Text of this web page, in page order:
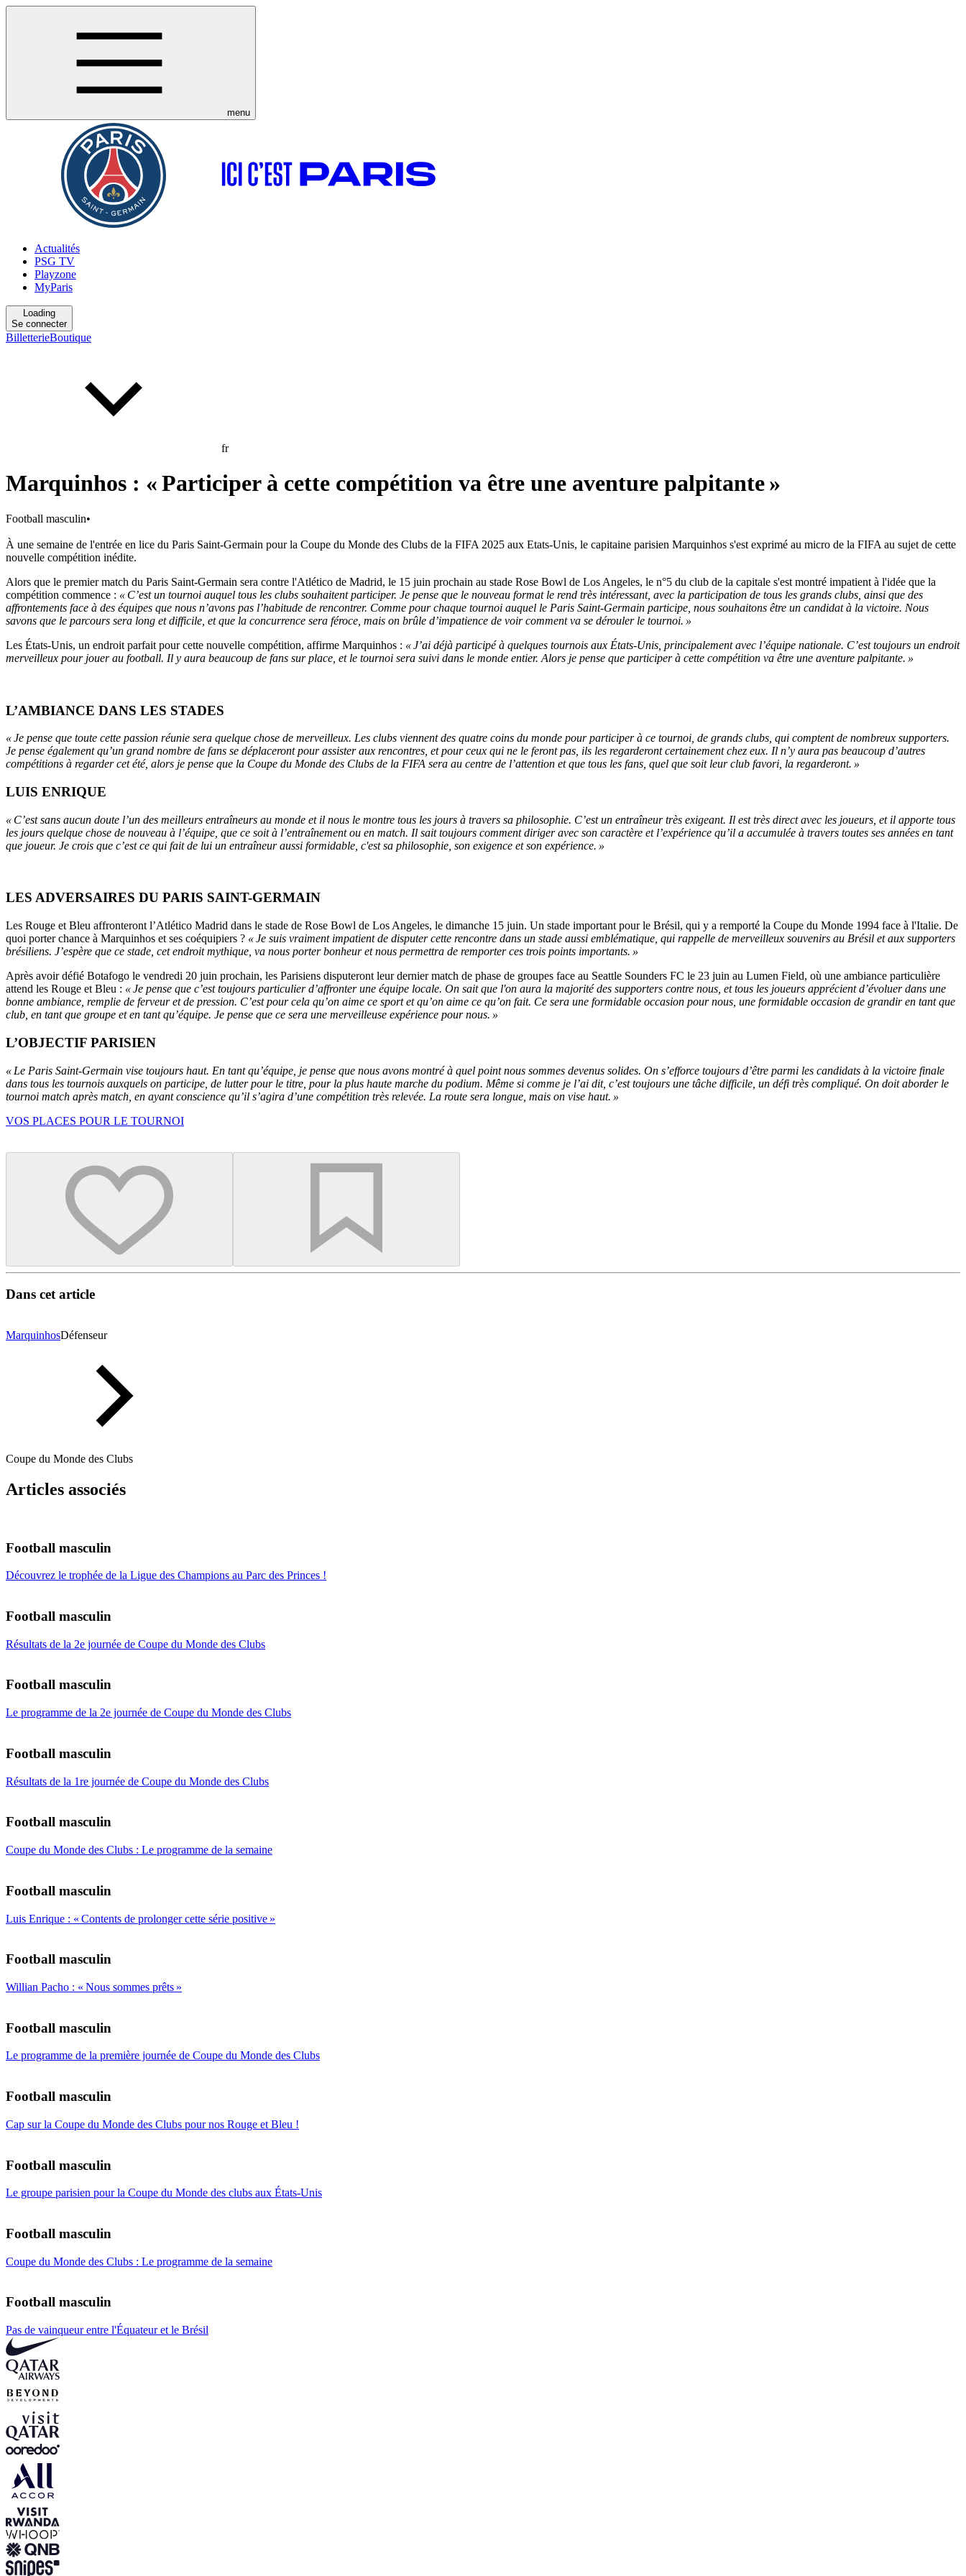
menu
Actualités
PSG TV
Playzone
MyParis
Loading
Se connecter
BilletterieBoutique
fr
Marquinhos : « Participer à cette compétition va être une aventure palpitante »
Football masculin•
À une semaine de l'entrée en lice du Paris Saint-Germain pour la Coupe du Monde des Clubs de la FIFA 2025 aux Etats-Unis, le capitaine parisien Marquinhos s'est exprimé au micro de la FIFA au sujet de cette
nouvelle compétition inédite.
Alors que le premier match du Paris Saint-Germain sera contre l'Atlético de Madrid, le 15 juin prochain au stade Rose Bowl de Los Angeles, le n°5 du club de la capitale s'est montré impatient à l'idée que la
compétition commence : « C’est un tournoi auquel tous les clubs souhaitent participer. Je pense que le nouveau format le rend très intéressant, avec la participation de tous les grands clubs, ainsi que des
affrontements face à des équipes que nous n’avons pas l’habitude de rencontrer. Comme pour chaque tournoi auquel le Paris Saint-Germain participe, nous souhaitons être un candidat à la victoire. Nous
savons que le parcours sera long et difficile, et que la concurrence sera féroce, mais on brûle d’impatience de voir comment va se dérouler le tournoi. »
Les États-Unis, un endroit parfait pour cette nouvelle compétition, affirme Marquinhos : « J’ai déjà participé à quelques tournois aux États-Unis, principalement avec l’équipe nationale. C’est toujours un endroit
merveilleux pour jouer au football. Il y aura beaucoup de fans sur place, et le tournoi sera suivi dans le monde entier. Alors je pense que participer à cette compétition va être une aventure palpitante. »
L’AMBIANCE DANS LES STADES
« Je pense que toute cette passion réunie sera quelque chose de merveilleux. Les clubs viennent des quatre coins du monde pour participer à ce tournoi, de grands clubs, qui comptent de nombreux supporters.
Je pense également qu’un grand nombre de fans se déplaceront pour assister aux rencontres, et pour ceux qui ne le feront pas, ils les regarderont certainement chez eux. Il n’y aura pas beaucoup d’autres
compétitions à regarder cet été, alors je pense que la Coupe du Monde des Clubs de la FIFA sera au centre de l’attention et que tous les fans, quel que soit leur club favori, la regarderont. »
LUIS ENRIQUE
« C’est sans aucun doute l’un des meilleurs entraîneurs au monde et il nous le montre tous les jours à travers sa philosophie. C’est un entraîneur très exigeant. Il est très direct avec les joueurs, et il apporte tous
les jours quelque chose de nouveau à l’équipe, que ce soit à l’entraînement ou en match. Il sait toujours comment diriger avec son caractère et l’expérience qu’il a accumulée à travers toutes ses années en tant
que joueur. Je crois que c’est ce qui fait de lui un entraîneur aussi formidable, c'est sa philosophie, son exigence et son expérience. »
LES ADVERSAIRES DU PARIS SAINT-GERMAIN
Les Rouge et Bleu affronteront l’Atlético Madrid dans le stade de Rose Bowl de Los Angeles, le dimanche 15 juin. Un stade important pour le Brésil, qui y a remporté la Coupe du Monde 1994 face à l'Italie. De
quoi porter chance à Marquinhos et ses coéquipiers ? « Je suis vraiment impatient de disputer cette rencontre dans un stade aussi emblématique, qui rappelle de merveilleux souvenirs au Brésil et aux supporters
brésiliens. J’espère que ce stade, cet endroit mythique, va nous porter bonheur et nous permettra de remporter ces trois points importants. »
Après avoir défié Botafogo le vendredi 20 juin prochain, les Parisiens disputeront leur dernier match de phase de groupes face au Seattle Sounders FC le 23 juin au Lumen Field, où une ambiance particulière
attend les Rouge et Bleu : « Je pense que c’est toujours particulier d’affronter une équipe locale. On sait que l'on aura la majorité des supporters contre nous, et tous les joueurs apprécient d’évoluer dans une
bonne ambiance, remplie de ferveur et de pression. C’est pour cela qu’on aime ce sport et qu’on aime ce qu’on fait. Ce sera une formidable occasion pour nous, une formidable occasion de grandir en tant que
club, en tant que groupe et en tant qu’équipe. Je pense que ce sera une merveilleuse expérience pour nous. »
L’OBJECTIF PARISIEN
« Le Paris Saint-Germain vise toujours haut. En tant qu’équipe, je pense que nous avons montré à quel point nous sommes devenus solides. On s’efforce toujours d’être parmi les candidats à la victoire finale
dans tous les tournois auxquels on participe, de lutter pour le titre, pour la plus haute marche du podium. Même si comme je l’ai dit, c’est toujours une tâche difficile, un défi très compliqué. On doit aborder le
tournoi match après match, en ayant conscience qu’il s’agira d’une compétition très relevée. La route sera longue, mais on vise haut. »
VOS PLACES POUR LE TOURNOI
Dans cet article
MarquinhosDéfenseur
Coupe du Monde des Clubs
Articles associés
Football masculin
Découvrez le trophée de la Ligue des Champions au Parc des Princes !
Football masculin
Résultats de la 2e journée de Coupe du Monde des Clubs
Football masculin
Le programme de la 2e journée de Coupe du Monde des Clubs
Football masculin
Résultats de la 1re journée de Coupe du Monde des Clubs
Football masculin
Coupe du Monde des Clubs : Le programme de la semaine
Football masculin
Luis Enrique : « Contents de prolonger cette série positive »
Football masculin
Willian Pacho : « Nous sommes prêts »
Football masculin
Le programme de la première journée de Coupe du Monde des Clubs
Football masculin
Cap sur la Coupe du Monde des Clubs pour nos Rouge et Bleu !
Football masculin
Le groupe parisien pour la Coupe du Monde des clubs aux États-Unis
Football masculin
Coupe du Monde des Clubs : Le programme de la semaine
Football masculin
Pas de vainqueur entre l'Équateur et le Brésil